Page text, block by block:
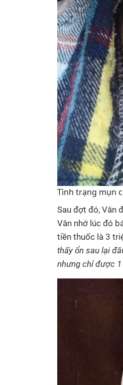
Tình trạng mụn
Sau đợt đó, Vân
Vân nhớ lúc đó
tiền thuốc là 3
thấy ổn sau lại
nhưng chỉ được 1